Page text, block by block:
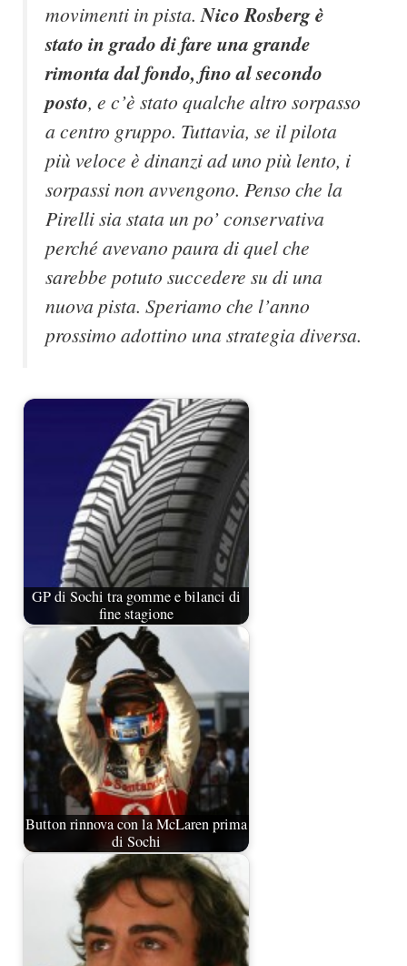
movimenti in pista.Nico Rosberg è
stato in grado di fare una grande
rimonta dal fondo, fino al secondo
posto, e c’è stato qualche altro sorpasso
a centro gruppo. Tuttavia, se il pilota
più veloce è dinanzi ad uno più lento, i
sorpassi non avvengono. Penso che la
Pirelli sia stata un po’ conservativa
perché avevano paura di quel che
sarebbe potuto succedere su di una
nuova pista. Speriamo che l’anno
prossimo adottino una strategia diversa.
GP di Sochi tra gomme e bilanci di
fine stagione
Button rinnova con la McLaren prima
di Sochi